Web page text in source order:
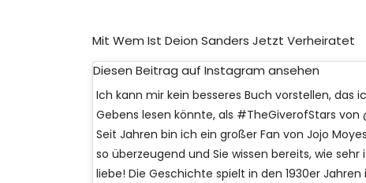
Mit Wem Ist Deion Sanders Jetzt Verheiratet
Diesen Beitrag auf Instagram ansehen
Ich kann mir kein besseres Buch vorstellen, das
Gebens lesen könnte, als #TheGiverofStars von
Seit Jahren bin ich ein großer Fan von Jojo
so überzeugend und Sie wissen bereits, wie sehr
liebe! Die Geschichte spielt in den 1930er